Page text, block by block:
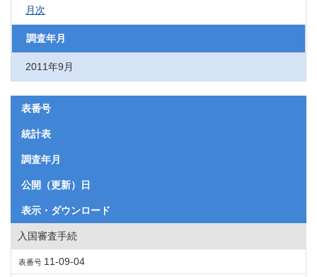
月次
調査年月
2011年9月
表番号
統計表
調査年月
公開（更新）日
表示・ダウンロード
入国審査手続
表番号 11-09-04